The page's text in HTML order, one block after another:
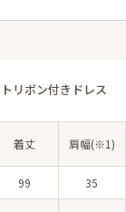
リボン付きドレス
着丈 肩幅(※1)
99 35